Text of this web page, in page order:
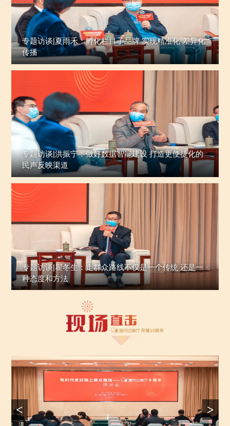
专题访谈|夏雨禾：孵化栏目子品牌 实现精准化 差异化
传播
专题访谈|洪振宁：做好数据智能建设 打造更便捷化的
民声反映渠道
专题访谈|瞿冬生：走群众路线不仅是一个传统 还是一
种态度和方法
>
<